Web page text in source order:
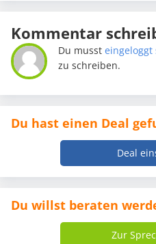
Kommentar
Du mussteingeloggt
zu schreiben.
Du hast einen Deal
Deal
Du willst beraten
Zur